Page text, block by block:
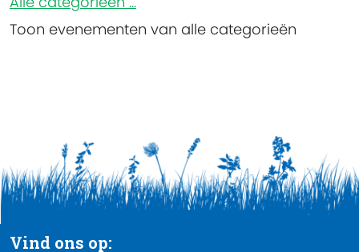
Toon evenementen van alle categorieën
Vind ons op: